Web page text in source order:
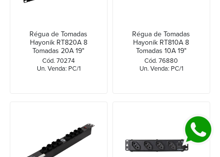
Régua de Tomadas
Hayonik RT820A 8
Tomadas 20A 19"
Cód. 70274
Un. Venda: PC/1
Régua de Tomadas
Hayonik RT810A 8
Tomadas 10A 19"
Cód. 76880
Un. Venda: PC/1